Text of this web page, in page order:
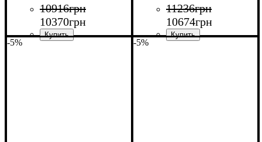
10916грн
10370грн
11236грн
10674грн
-5% -5%